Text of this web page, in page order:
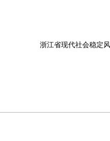
浙江省现代社会稳定